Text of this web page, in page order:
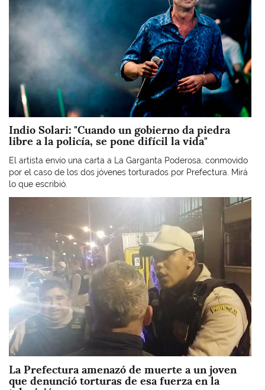
Indio Solari: "Cuando un gobierno da piedra
libre a la policía, se pone difícil la vida"
El artista envío una carta a La Garganta Poderosa, conmovido
por el caso de los dos jóvenes torturados por Prefectura. Mirá
lo que escribió.
La Prefectura amenazó de muerte a un joven
que denunció torturas de esa fuerza en la